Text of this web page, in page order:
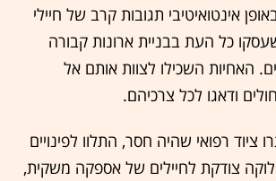
אינטואיטיבי תגובות קרב של חיילי
כל העת בבניית ארונות קבורה
האחיות השכילו לצוות אותם אל
ודאגו לכל צרכיהם.
ציוד רפואי שהיה חסר, התלוו לפינויים
צודקת לחיילים של אספקה משקית,